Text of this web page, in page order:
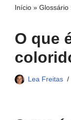
conteúdo
Início » Glossário
O que
Lea Freitas